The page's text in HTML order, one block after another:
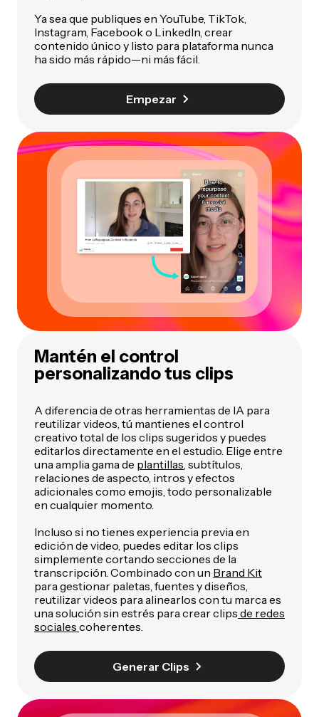
Ya sea que publiques en YouTube, TikTok,
Instagram, Facebook o LinkedIn, crear
contenido único y listo para plataforma nunca
ha sido más rápido—ni más fácil.
Empezar
Mantén el control
personalizando tus clips
A diferencia de otras herramientas de IA para
reutilizar videos, tú mantienes el control
creativo total de los clips sugeridos y puedes
editarlos directamente en el estudio. Elige entre
una amplia gama de plantillas, subtítulos,
relaciones de aspecto, intros y efectos
adicionales como emojis, todo personalizable
en cualquier momento.
Incluso si no tienes experiencia previa en
edición de video, puedes editar los clips
simplemente cortando secciones de la
transcripción. Combinado con un Brand Kit
para gestionar paletas, fuentes y diseños,
reutilizar videos para alinearlos con tu marca es
una solución sin estrés para crear clips de redes
sociales coherentes.
Generar Clips